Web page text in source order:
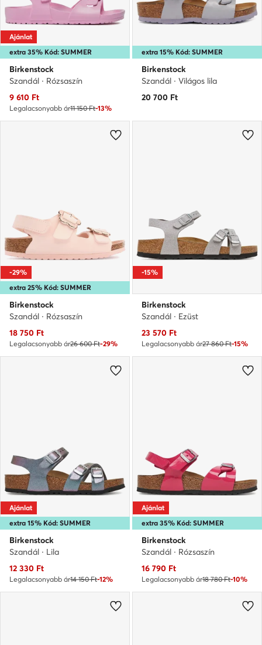
extra 35% Kód: SUMMER
Ajánlat
Birkenstock
Szandál · Rózsaszín
Aktuális ár
9 610 Ft
Legalacsonyabb ár11 150 Ft-13%
extra 15% Kód: SUMMER
Birkenstock
Szandál · Világos lila
20 700 Ft
extra 25% Kód: SUMMER
-29%
Birkenstock
Szandál · Rózsaszín
Aktuális ár
18 750 Ft
Legalacsonyabb ár26 600 Ft-29%
-15%
Birkenstock
Szandál · Ezüst
Aktuális ár
23 570 Ft
Legalacsonyabb ár27 860 Ft-15%
extra 15% Kód: SUMMER
Ajánlat
Birkenstock
Szandál · Lila
Aktuális ár
12 330 Ft
Legalacsonyabb ár14 150 Ft-12%
extra 35% Kód: SUMMER
Ajánlat
Birkenstock
Szandál · Rózsaszín
Aktuális ár
16 790 Ft
Legalacsonyabb ár18 780 Ft-10%